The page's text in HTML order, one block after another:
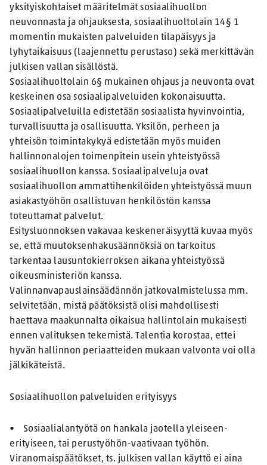
yksityiskohtaiset määritelmät sosiaalihuollon
neuvonnasta ja ohjauksesta, sosiaalihuoltolain 14§ 1
momentin mukaisten palveluiden tilapäisyys ja
lyhytaikaisuus (laajennettu perustaso) sekä merkittävän
julkisen vallan sisällöstä.
Sosiaalihuoltolain 6§ mukainen ohjaus ja neuvonta ovat
keskeinen osa sosiaalipalveluiden kokonaisuutta.
Sosiaalipalveluilla edistetään sosiaalista hyvinvointia,
turvallisuutta ja osallisuutta. Yksilön, perheen ja
yhteisön toimintakykyä edistetään myös muiden
hallinnonalojen toimenpitein usein yhteistyössä
sosiaalihuollon kanssa. Sosiaalipalveluja ovat
sosiaalihuollon ammattihenkilöiden yhteistyössä muun
asiakastyöhön osallistuvan henkilöstön kanssa
toteuttamat palvelut.
Esitysluonnoksen vakavaa keskeneräisyyttä kuvaa myös
se, että muutoksenhakusäännöksiä on tarkoitus
tarkentaa lausuntokierroksen aikana yhteistyössä
oikeusministeriön kanssa.
Valinnanvapauslainsäädännön jatkovalmistelussa mm.
selvitetään, mistä päätöksistä olisi mahdollisesti
haettava maakunnalta oikaisua hallintolain mukaisesti
ennen valituksen tekemistä. Talentia korostaa, ettei
hyvän hallinnon periaatteiden mukaan valvonta voi olla
jälkikäteistä.
Sosiaalihuollon palveluiden erityisyys
• Sosiaalialantyötä on hankala jaotella yleiseen-
erityiseen, tai perustyöhön-vaativaan työhön.
Viranomaispäätökset, ts. julkisen vallan käyttö ei aina